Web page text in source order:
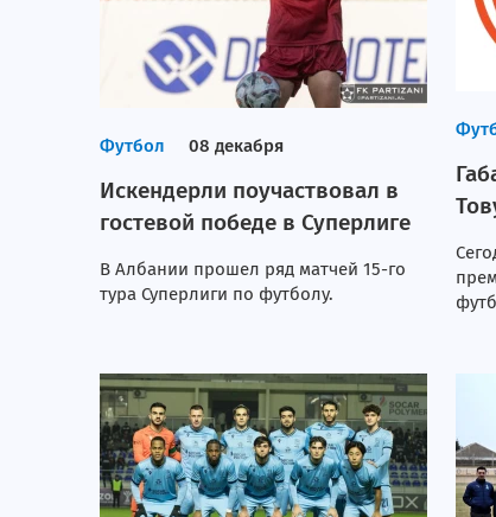
Футбол 08 декабря
Искендерли поучаствовал в
гостевой победе в Суперлиге
В Албании прошел ряд матчей 15-го
тура Суперлиги по футболу.